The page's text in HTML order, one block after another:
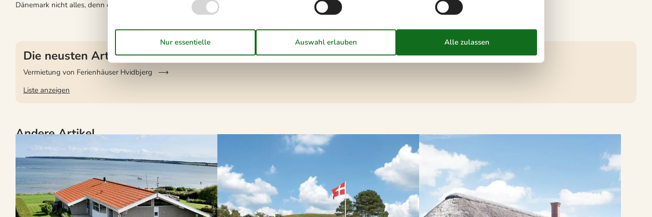
Dänemark nicht alles, denn oft sind es die spontanen Ausflüge, die am meisten Freude bereiten.
Die neusten Artikel über Hvidbjerg
Vermietung von Ferienhäuser Hvidbjerg
Liste anzeigen
Andere Artikel